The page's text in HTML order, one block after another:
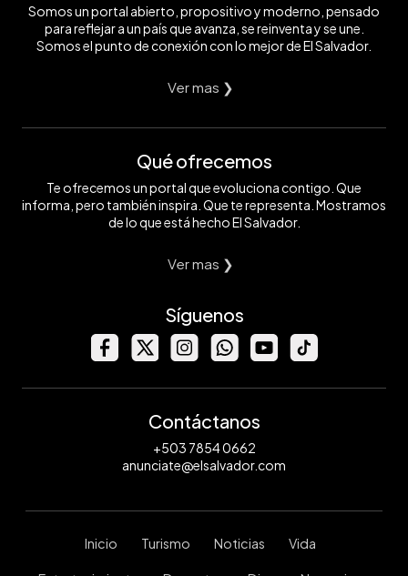
Somos un portal abierto, propositivo y moderno, pensado
para reflejar a un país que avanza, se reinventa y se une.
Somos el punto de conexión con lo mejor de El Salvador.
Ver mas ❯
Qué ofrecemos
Te ofrecemos un portal que evoluciona contigo. Que
informa, pero también inspira. Que te representa. Mostramos
de lo que está hecho El Salvador.
Ver mas ❯
Síguenos
Contáctanos
+503 7854 0662
anunciate@elsalvador.com
Inicio Turismo Noticias Vida